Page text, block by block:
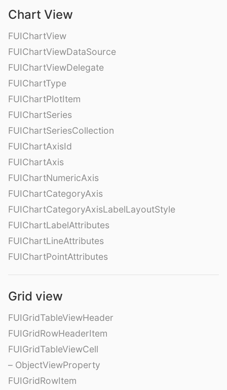
Chart View
FUIChartView
FUIChartViewDataSource
FUIChartViewDelegate
FUIChartType
FUIChartPlotItem
FUIChartSeries
FUIChartSeriesCollection
FUIChartAxisId
FUIChartAxis
FUIChartNumericAxis
FUIChartCategoryAxis
FUIChartCategoryAxisLabelLayoutStyle
FUIChartLabelAttributes
FUIChartLineAttributes
FUIChartPointAttributes
Grid view
FUIGridTableViewHeader
FUIGridRowHeaderItem
FUIGridTableViewCell
– ObjectViewProperty
FUIGridRowItem